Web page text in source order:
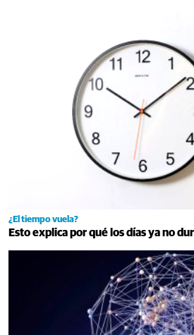
¿El tiempo vuela?
Esto explica por qué los días ya no